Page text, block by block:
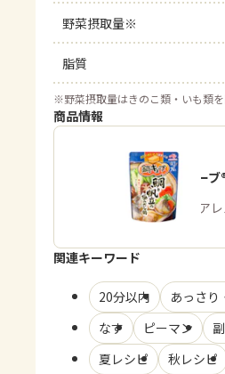
野菜摂取量※
脂質
※野菜摂取量はきのこ類・いも類を
商品情報
「鍋キュー
商品・ア
関連キーワード
20分以内 あっさり
なす
ピーマン
夏レシピ
秋レシピ